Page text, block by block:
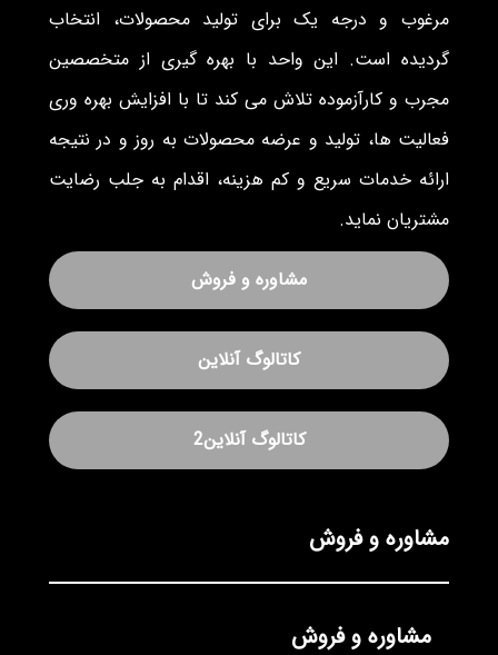
مرغوب و درجه یک برای تولید محصولات، انتخاب
گردیده است. این واحد با بهره گیری از متخصصین
مجرب و کارآزموده تلاش می کند تا با افزایش بهره وری
فعالیت ها، تولید و عرضه محصولات به روز و در نتیجه
ارائه خدمات سریع و کم هزینه، اقدام به جلب رضایت
مشتریان نماید.
مشاوره و فروش
کاتالوگ آنلاین
کاتالوگ آنلاین2
مشاوره و فروش
مشاوره و فروش